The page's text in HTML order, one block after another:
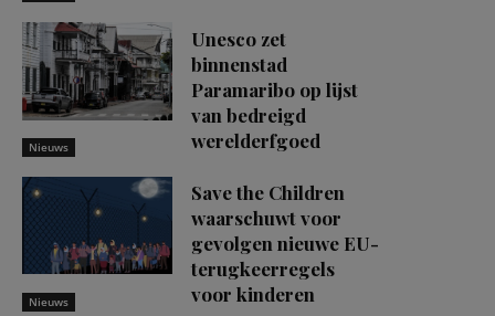
Nieuws
Unesco zet
binnenstad
Paramaribo op lijst
van bedreigd
werelderfgoed
Nieuws
Save the Children
waarschuwt voor
gevolgen nieuwe EU-
terugkeerregels
voor kinderen